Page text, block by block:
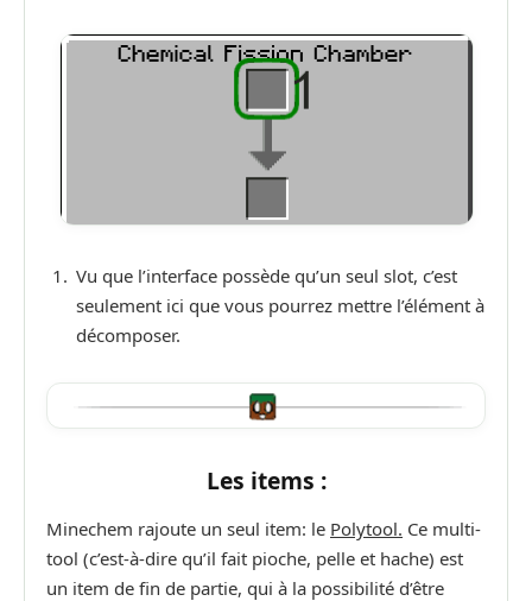
Vu que l’interface possède qu’un seul slot, c’est
seulement ici que vous pourrez mettre l’élément à
décomposer.
Les items :
Minechem rajoute un seul item: le Polytool. Ce multi-
tool (c’est-à-dire qu’il fait pioche, pelle et hache) est
un item de fin de partie, qui à la possibilité d’être